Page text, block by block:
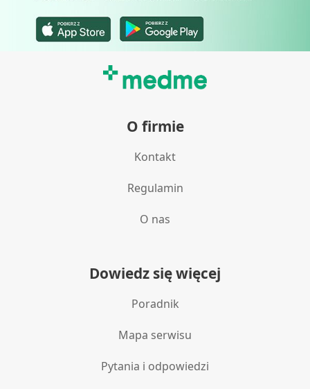
O firmie
Kontakt
Regulamin
O nas
Dowiedz się więcej
Poradnik
Mapa serwisu
Pytania i odpowiedzi